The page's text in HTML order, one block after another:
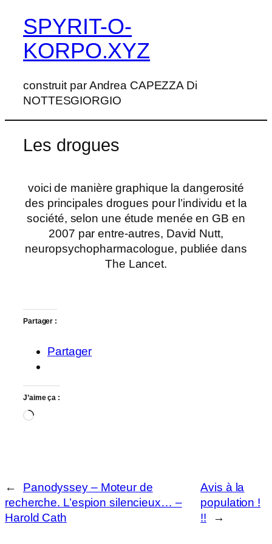
Aller
contenu
SPYRIT-O-
KORPO.XYZ
construit par Andrea CAPEZZA Di
NOTTESGIORGIO
Les drogues
voici de manière graphique la dangerosité
des principales drogues pour l’individu et la
société, selon une étude menée en GB en
2007 par entre-autres, David Nutt,
neuropsychopharmacologue, publiée dans
The Lancet.
Partager :
Partager
J’aime ça :
Chargement…
←
Panodyssey – Moteur de
recherche. L’espion silencieux… –
Harold Cath
Avis à la
population !
!!
→